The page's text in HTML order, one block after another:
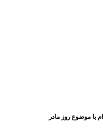
با موضوع روز مادر